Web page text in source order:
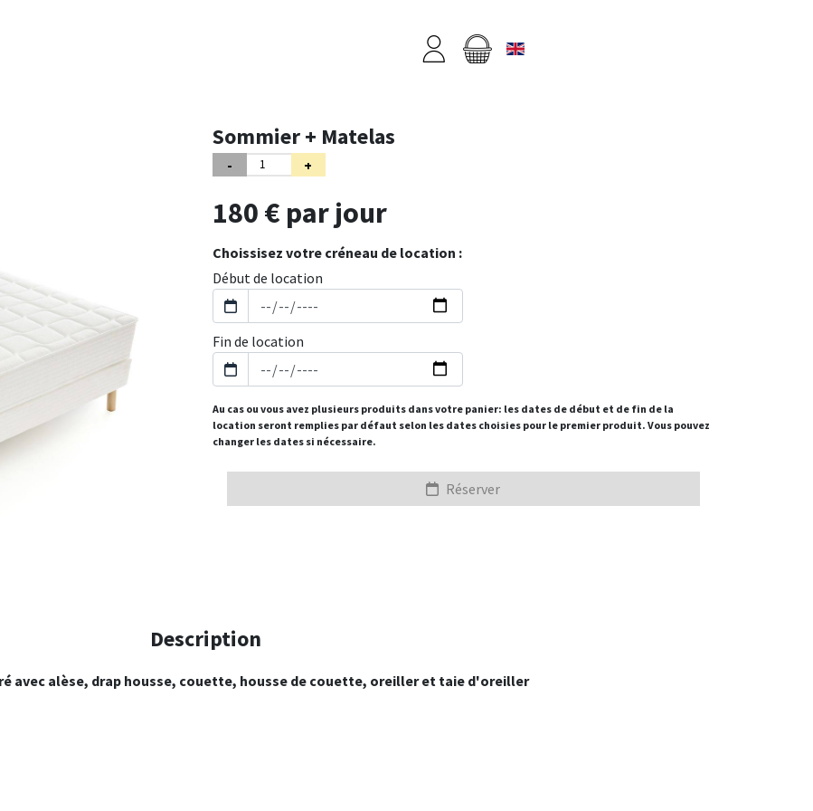
Sommier + Matelas
180 € par jour
Choissisez votre créneau de location :
Début de location
Fin de location
Au cas ou vous avez plusieurs produits dans votre panier: les dates de début et de fin de la
location seront remplies par défaut selon les dates choisies pour le premier produit. Vous pouvez
changer les dates si nécessaire.
Réserver
Description
avec alèse, drap housse, couette, housse de couette, oreiller et taie d'oreiller